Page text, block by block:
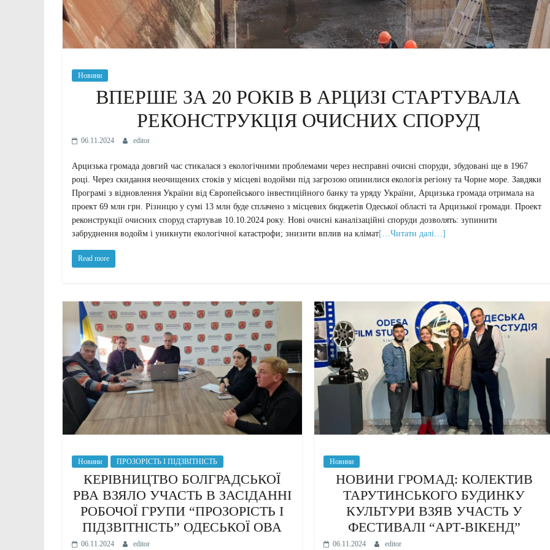
Новини
ВПЕРШЕ ЗА 20 РОКІВ В АРЦИЗІ СТАРТУВАЛА
РЕКОНСТРУКЦІЯ ОЧИСНИХ СПОРУД
06.11.2024 editor
Арцизька громада довгий час стикалася з екологічними проблемами через несправні очисні споруди, збудовані ще в 1967
році. Через скидання неочищених стоків у місцеві водойми під загрозою опинилися екологія регіону та Чорне море. Завдяки
Програмі з відновлення України від Європейського інвестиційного банку та уряду України, Арцизька громада отримала на
проект 69 млн грн. Різницю у сумі 13 млн буде сплачено з місцевих бюджетів Одеської області та Арцизької громади. Проект
реконструкції очисних споруд стартував 10.10.2024 року. Нові очисні каналізаційні споруди дозволять: зупинити
забруднення водойм і уникнути екологічної катастрофи; знизити вплив на клімат[…Читати далі…]
Read more
Новини ПРОЗОРІСТЬ І ПІДЗВІТНІСТЬ
КЕРІВНИЦТВО БОЛГРАДСЬКОЇ
РВА ВЗЯЛО УЧАСТЬ В ЗАСІДАННІ
РОБОЧОЇ ГРУПИ “ПРОЗОРІСТЬ І
ПІДЗВІТНІСТЬ” ОДЕСЬКОЇ ОВА
06.11.2024 editor
Новини
НОВИНИ ГРОМАД: КОЛЕКТИВ
ТАРУТИНСЬКОГО БУДИНКУ
КУЛЬТУРИ ВЗЯВ УЧАСТЬ У
ФЕСТИВАЛІ “АРТ-ВІКЕНД”
06.11.2024 editor